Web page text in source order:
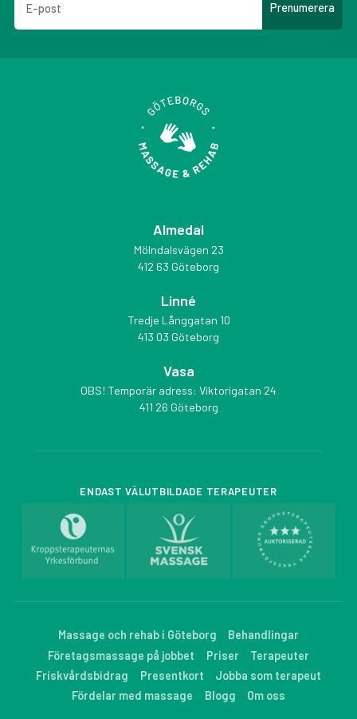
Almedal
Mölndalsvägen 23
412 63 Göteborg
Linné
Tredje Långgatan 10
413 03 Göteborg
Vasa
OBS! Temporär adress: Viktorigatan 24
411 26 Göteborg
ENDAST VÄLUTBILDADE TERAPEUTER
Massage och rehab i Göteborg
Behandlingar
Företagsmassage på jobbet
Priser
Terapeuter
Friskvårdsbidrag
Presentkort
Jobba som terapeut
Fördelar med massage
Blogg Om oss